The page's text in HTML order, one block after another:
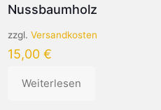
Nussbaumholz
zzgl. Versandkosten
15,00 €
Weiterlesen